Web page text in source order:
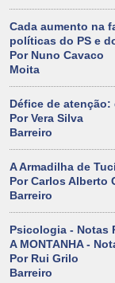
Cada aumento na
políticas do PS e
Por Nuno Cavaco
Moita
Défice de
Por Vera Silva
Barreiro
A Armadilha de
Por Carlos Alberto
Barreiro
Psicologia - Notas
A MONTANHA -
Por Rui Grilo
Barreiro